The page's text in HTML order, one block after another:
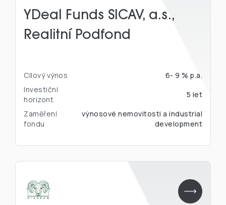
YDeal Funds SICAV, a.s.,
Realitní Podfond
Cílový výnos
6- 9 % p.a.
Investiční
horizont
5 let
Zaměření
fondu
výnosové nemovitosti a industrial
development